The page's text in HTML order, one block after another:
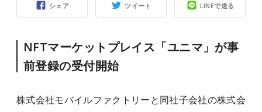
シェア ツイート LINEで送る
NFTマーケットプレイス「ユニマ」が事
前登録の受付開始
株式会社モバイルファクトリーと同社子会社の株式会